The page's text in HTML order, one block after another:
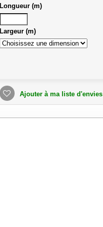
Longueur (m)
Largeur (m)
Ajouter à ma liste d'envies